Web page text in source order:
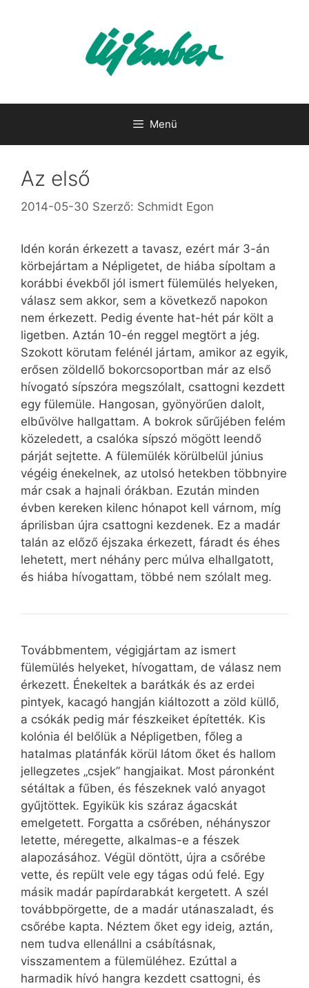
Menü
Az első
2014-05-30 Szerző: Schmidt Egon
Idén korán érkezett a tavasz, ezért már 3-án
körbejártam a Népligetet, de hiába sípoltam a
korábbi évekből jól ismert fülemülés helyeken,
válasz sem akkor, sem a következő napokon
nem érkezett. Pedig évente hat-hét pár költ a
ligetben. Aztán 10-én reggel megtört a jég.
Szokott körutam felénél jártam, amikor az egyik,
erősen zöldellő bokorcsoportban már az első
hívogató sípszóra megszólalt, csattogni kezdett
egy fülemüle. Hangosan, gyönyörűen dalolt,
elbűvölve hallgattam. A bokrok sűrűjében felém
közeledett, a csalóka sípszó mögött leendő
párját sejtette. A fülemülék körülbelül június
végéig énekelnek, az utolsó hetekben többnyire
már csak a hajnali órákban. Ezután minden
évben kereken kilenc hónapot kell várnom, míg
áprilisban újra csattogni kezdenek. Ez a madár
talán az előző éjszaka érkezett, fáradt és éhes
lehetett, mert néhány perc múlva elhallgatott,
és hiába hívogattam, többé nem szólalt meg.
Továbbmentem, végigjártam az ismert
fülemülés helyeket, hívogattam, de válasz nem
érkezett. Énekeltek a barátkák és az erdei
pintyek, kacagó hangján kiáltozott a zöld küllő,
a csókák pedig már fészkeiket építették. Kis
kolónia él belőlük a Népligetben, főleg a
hatalmas platánfák körül látom őket és hallom
jellegzetes „csjek” hangjaikat. Most páronként
sétáltak a fűben, és fészeknek való anyagot
gyűjtöttek. Egyikük kis száraz ágacskát
emelgetett. Forgatta a csőrében, néhányszor
letette, méregette, alkalmas-e a fészek
alapozásához. Végül döntött, újra a csőrébe
vette, és repült vele egy tágas odú felé. Egy
másik madár papírdarabkát kergetett. A szél
továbbpörgette, de a madár utánaszaladt, és
csőrébe kapta. Néztem őket egy ideig, aztán,
nem tudva ellenállni a csábításnak,
visszamentem a fülemüléhez. Ezúttal a
harmadik hívó hangra kezdett csattogni, és